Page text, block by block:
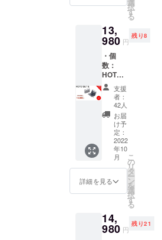
があり
ます。
頂いた
上でご
支援頂
けます
様お願
い致し
ます。
2022年
11月頃
からオ
ンライ
プなど
にて一
定で
す。
ご支援
により
率が向
上した
場合、
正規販
売価格
が販売
予定価
格より
下がる
可能性
もござ
いま
す。 ※
類似商
があり
ます。
みの金
額にな
りま
す。 ※
ご注文
状況、
使用部
材の供
給状
況、製
造工程
上の都
合等に
より出
荷時期
が遅れ
る場合
ご支援
により
選
択
す
る
13,
980 円
残り8
・個
数：
HOTO
SET E
タイプ
×1 ・割
引率：
13% ・
一般販
売予定
価格：
15,980
円 ※リ
ターン
はすべ
みの金
額にな
りま
支援
者：
42人
お届
け予
定：
2022
年10
月
詳細を見る
こ
の
リ
タ
ー
ン
を
選
択
す
る
14,
980 円
残り21